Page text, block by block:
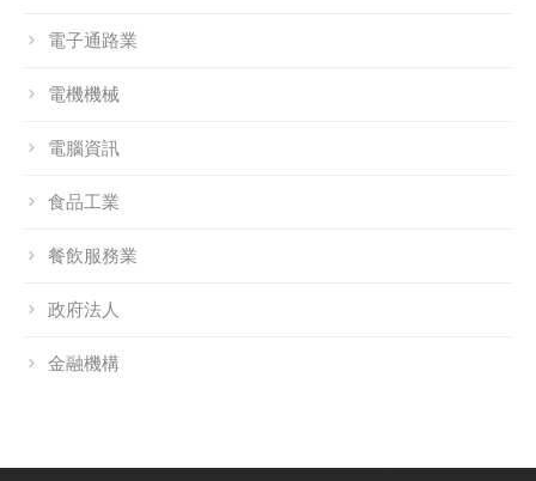
電子通路業
電機機械
電腦資訊
食品工業
餐飲服務業
政府法人
金融機構